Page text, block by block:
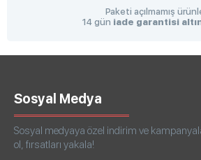
Paketi açılmamış
14 gün iade garantisi
Sosyal Medya
Sosyal medyaya özel indirim ve
ol, fırsatları yakala!